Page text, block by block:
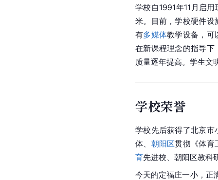
学校自1991年11月启
米。目前，学校硬件设
有多媒体教学设备，可
在新课程理念的指导下
质量逐年提高。学生文
学校荣誉
学校先后获得了北京市
体、 朝阳区贯彻《体育
育先进校、朝阳区教科
今天的定福庄一小，正